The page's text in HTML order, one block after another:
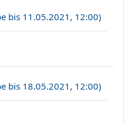
bis 11.05.2021, 12:00)
bis 18.05.2021, 12:00)